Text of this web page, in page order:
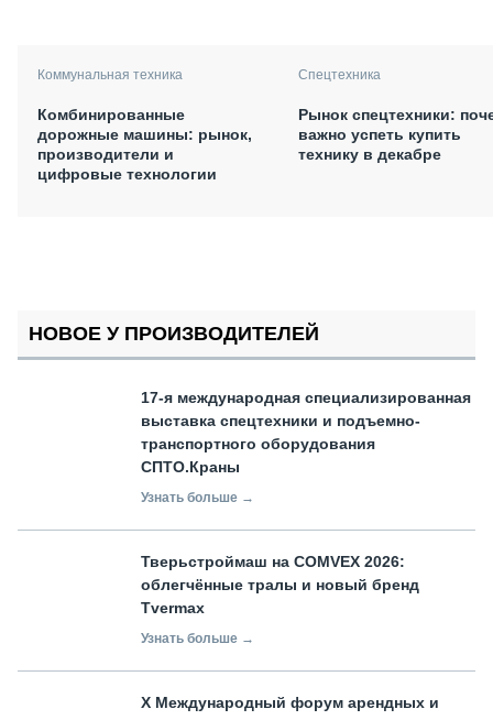
Коммунальная техника
Комбинированные
дорожные машины: рынок,
производители и
цифровые технологии
Спецтехника
Рынок спецтехники:
важно успеть купить
технику в декабре
НОВОЕ У ПРОИЗВОДИТЕЛЕЙ
17-я международная специализированная
выставка спецтехники и подъемно-
транспортного оборудования
СПТО.Краны
Узнать больше →
Тверьстроймаш на COMVEX 2026:
облегчённые тралы и новый бренд
Tvermax
Узнать больше →
X Международный форум арендных и